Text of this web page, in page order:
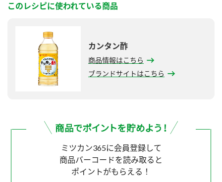
このレシピに使われている商品
カンタン酢
商品情報はこちら
ブランドサイトはこちら
ミツカン365に会員登録して
商品バーコードを読み取ると
ポイントがもらえる！